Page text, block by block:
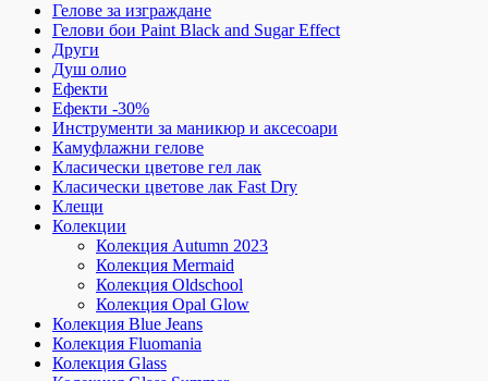
Гелове за изграждане
Гелови бои Paint Black and Sugar Effect
Други
Душ олио
Ефекти
Ефекти -30%
Инструменти за маникюр и аксесоари
Камуфлажни гелове
Класически цветове гел лак
Класически цветове лак Fast Dry
Клещи
Колекции
Колекция Autumn 2023
Колекция Mermaid
Колекция Oldschool
Колекция Opal Glow
Колекция Blue Jeans
Колекция Fluomania
Колекция Glass